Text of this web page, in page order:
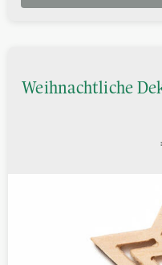
Weihnachtliche